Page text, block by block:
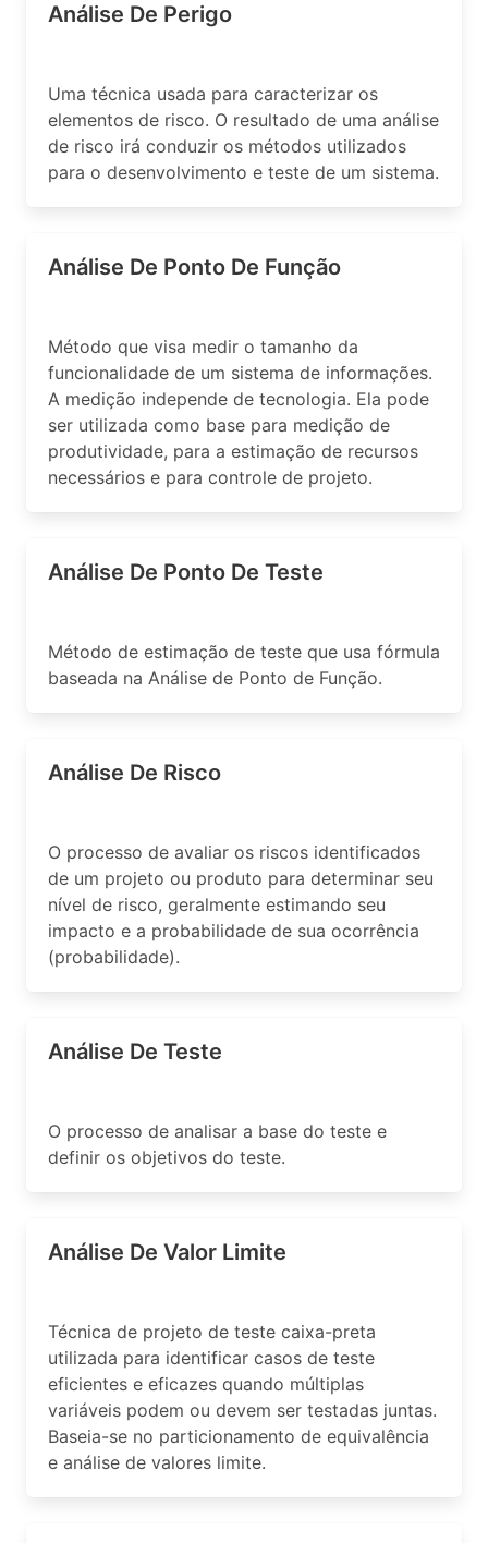
Análise De Perigo
Uma técnica usada para caracterizar os
elementos de risco. O resultado de uma análise
de risco irá conduzir os métodos utilizados
para o desenvolvimento e teste de um sistema.
Análise De Ponto De Função
Método que visa medir o tamanho da
funcionalidade de um sistema de informações.
A medição independe de tecnologia. Ela pode
ser utilizada como base para medição de
produtividade, para a estimação de recursos
necessários e para controle de projeto.
Análise De Ponto De Teste
Método de estimação de teste que usa fórmula
baseada na Análise de Ponto de Função.
Análise De Risco
O processo de avaliar os riscos identificados
de um projeto ou produto para determinar seu
nível de risco, geralmente estimando seu
impacto e a probabilidade de sua ocorrência
(probabilidade).
Análise De Teste
O processo de analisar a base do teste e
definir os objetivos do teste.
Análise De Valor Limite
Técnica de projeto de teste caixa-preta
utilizada para identificar casos de teste
eficientes e eficazes quando múltiplas
variáveis podem ou devem ser testadas juntas.
Baseia-se no particionamento de equivalência
e análise de valores limite.